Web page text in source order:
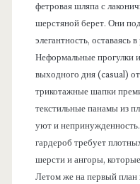
фетровая шляпа с
шерстяной берет. Они
элегантность, оставаясь
Неформальные прогулки
выходного дня (casual)
трикотажные шапки
текстильные панамы из
уют и
гардероб требует
шерсти и ангоры,
Летом же на первый план